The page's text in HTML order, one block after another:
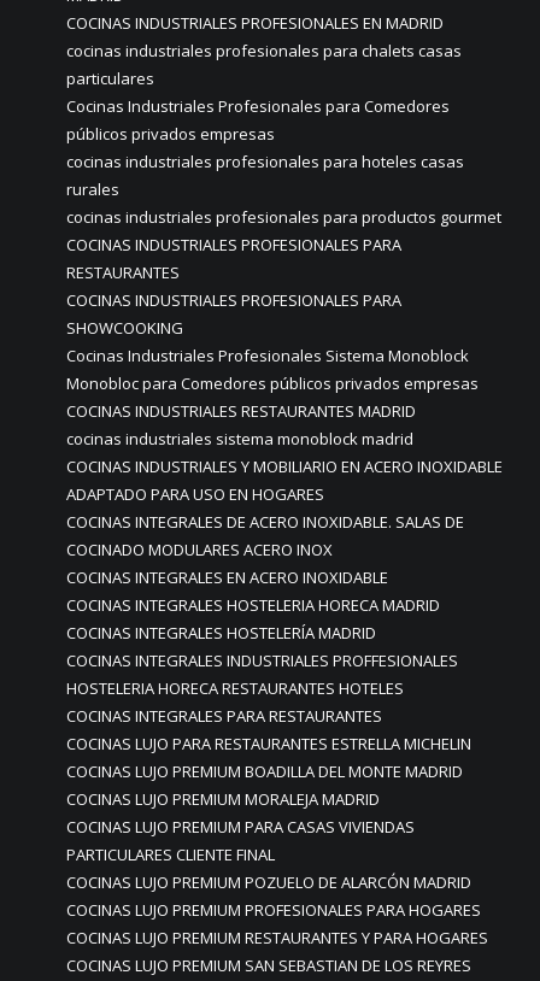
COCINAS INDUSTRIALES PROFESIONALES EN MADRID
cocinas industriales profesionales para chalets casas
particulares
Cocinas Industriales Profesionales para Comedores
públicos privados empresas
cocinas industriales profesionales para hoteles casas
rurales
cocinas industriales profesionales para productos gourmet
COCINAS INDUSTRIALES PROFESIONALES PARA
RESTAURANTES
COCINAS INDUSTRIALES PROFESIONALES PARA
SHOWCOOKING
Cocinas Industriales Profesionales Sistema Monoblock
Monobloc para Comedores públicos privados empresas
COCINAS INDUSTRIALES RESTAURANTES MADRID
cocinas industriales sistema monoblock madrid
COCINAS INDUSTRIALES Y MOBILIARIO EN ACERO INOXIDABLE
ADAPTADO PARA USO EN HOGARES
COCINAS INTEGRALES DE ACERO INOXIDABLE. SALAS DE
COCINADO MODULARES ACERO INOX
COCINAS INTEGRALES EN ACERO INOXIDABLE
COCINAS INTEGRALES HOSTELERIA HORECA MADRID
COCINAS INTEGRALES HOSTELERÍA MADRID
COCINAS INTEGRALES INDUSTRIALES PROFFESIONALES
HOSTELERIA HORECA RESTAURANTES HOTELES
COCINAS INTEGRALES PARA RESTAURANTES
COCINAS LUJO PARA RESTAURANTES ESTRELLA MICHELIN
COCINAS LUJO PREMIUM BOADILLA DEL MONTE MADRID
COCINAS LUJO PREMIUM MORALEJA MADRID
COCINAS LUJO PREMIUM PARA CASAS VIVIENDAS
PARTICULARES CLIENTE FINAL
COCINAS LUJO PREMIUM POZUELO DE ALARCÓN MADRID
COCINAS LUJO PREMIUM PROFESIONALES PARA HOGARES
COCINAS LUJO PREMIUM RESTAURANTES Y PARA HOGARES
COCINAS LUJO PREMIUM SAN SEBASTIAN DE LOS REYRES